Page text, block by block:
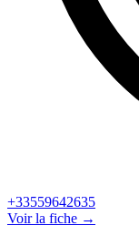
+33559642635
Voir la fiche →